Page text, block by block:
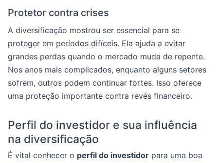
Protetor contra crises
A diversificação mostrou ser essencial para se
proteger em períodos difíceis. Ela ajuda a evitar
grandes perdas quando o mercado muda de repente.
Nos anos mais complicados, enquanto alguns setores
sofrem, outros podem continuar fortes. Isso oferece
uma proteção importante contra revés financeiro.
Perfil do investidor e sua influência
na diversificação
É vital conhecer o perfil do investidor para uma boa